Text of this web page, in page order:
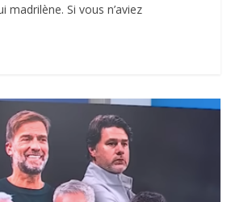
madrilène. Si vous n’aviez